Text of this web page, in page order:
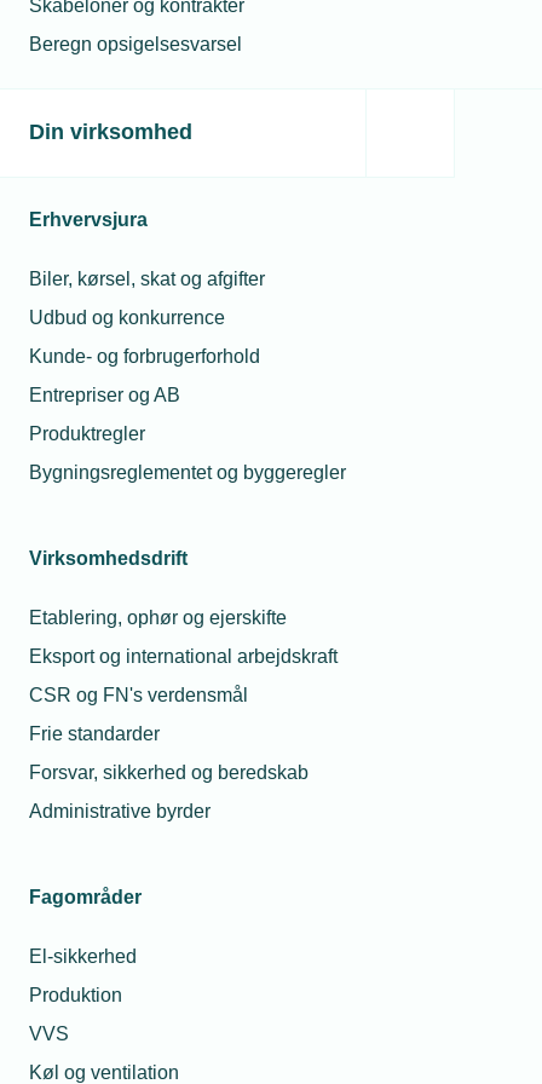
Skabeloner og kontrakter
Beregn opsigelsesvarsel
Din virksomhed
Erhvervsjura
Biler, kørsel, skat og afgifter
Udbud og konkurrence
Kunde- og forbrugerforhold
Entrepriser og AB
Produktregler
Bygningsreglementet og byggeregler
Virksomhedsdrift
Etablering, ophør og ejerskifte
Eksport og international arbejdskraft
CSR og FN's verdensmål
Frie standarder
Forsvar, sikkerhed og beredskab
Administrative byrder
Fagområder
El-sikkerhed
Produktion
VVS
Køl og ventilation